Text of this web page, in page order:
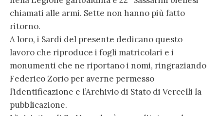
chiamati alle armi. Sette non hanno più fatto
ritorno.
A loro, i Sardi del presente dedicano questo
lavoro che riproduce i fogli matricolari e i
monumenti che ne riportano i nomi, ringraziando
Federico Zorio per averne permesso
l’identificazione e l’Archivio di Stato di Vercelli la
pubblicazione.